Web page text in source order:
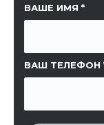
ВАШЕ ИМЯ
ВАШ ТЕЛЕФОН
ССЫЛКА НА